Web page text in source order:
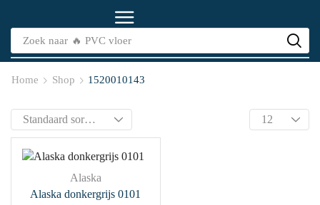
Zoek naar 🔥 PVC vloer
Home Shop 1520010143
Alaska
Alaska donkergrijs 0101